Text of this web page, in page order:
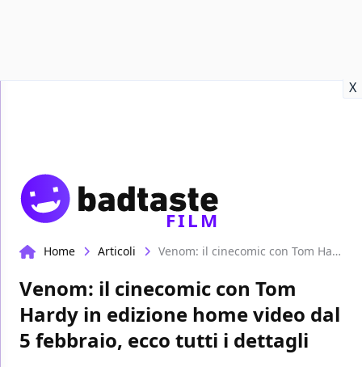
X
FILM
Home Articoli Venom: il cinecomic con Tom Hardy in edizione home video dal 5 febbraio, ecco tutti i dettagli
Venom: il cinecomic con Tom
Hardy in edizione home video dal
5 febbraio, ecco tutti i dettagli